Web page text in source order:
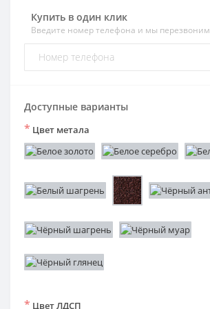
Купить в один клик
Введите номер телефона и мы перезвоним
Доступные варианты
* Цвет метала
* Цвет ЛДСП